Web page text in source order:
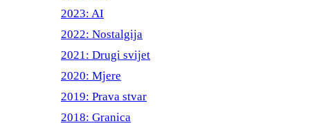
2023: AI
2022: Nostalgija
2021: Drugi svijet
2020: Mjere
2019: Prava stvar
2018: Granica